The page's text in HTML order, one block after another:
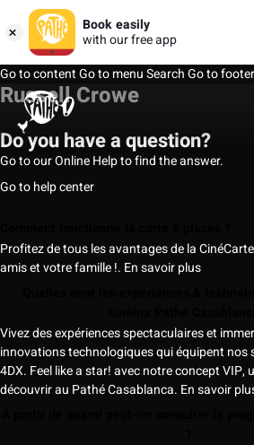
Book easily
with our free app
Go to contentGo to menuSearchGo to footer
Russell Crowe
Do you have a question?
Go to our Online Help to find the answer.
Go to help center
Profitez de tous les avantages de la
amis et votre famille !. En savoir plus
Vivez des expériences spectaculaires et
innovations technologiques qui équipent nos
4DX. Feel like a star! avec notre concept VIP,
découvrir au Pathé Casablanca. En savoir